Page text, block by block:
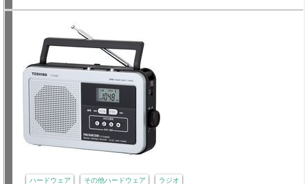
ハードウェア その他ハードウェア ラジオ